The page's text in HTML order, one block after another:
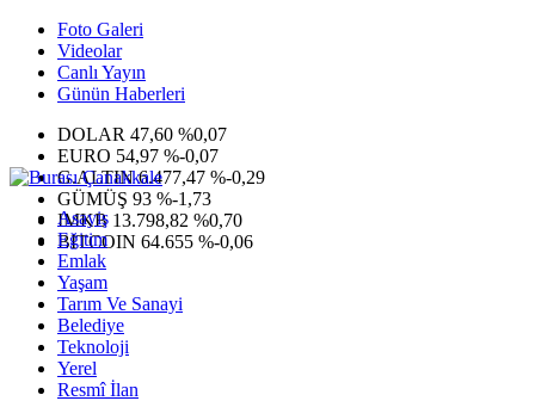
Foto Galeri
Videolar
Canlı Yayın
Günün Haberleri
DOLAR 47,60 %0,07
EURO 54,97 %-0,07
G.ALTIN6.477,47 %-0,29
GÜMÜŞ 93 %-1,73
IMKB 13.798,82 %0,70
BITCOIN 64.655 %-0,06
Asayiş
Eğitim
Emlak
Yaşam
Tarım Ve Sanayi
Belediye
Teknoloji
Yerel
Resmî İlan